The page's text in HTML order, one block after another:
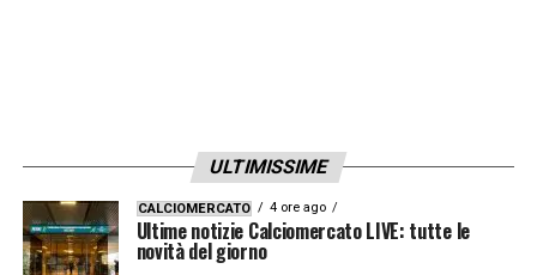
ULTIMISSIME
CALCIOMERCATO 4 ore ago
Ultime notizie Calciomercato LIVE: tutte le
novità del giorno